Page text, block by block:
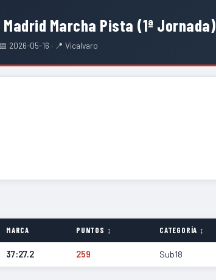
Marcha Pista (1ª Jornada)
📅 2026-05-16 · 📍 Vicalvaro
MARCA PUNTOS ↕ CATEGORÍA ↕
37:27.2 259 Sub18